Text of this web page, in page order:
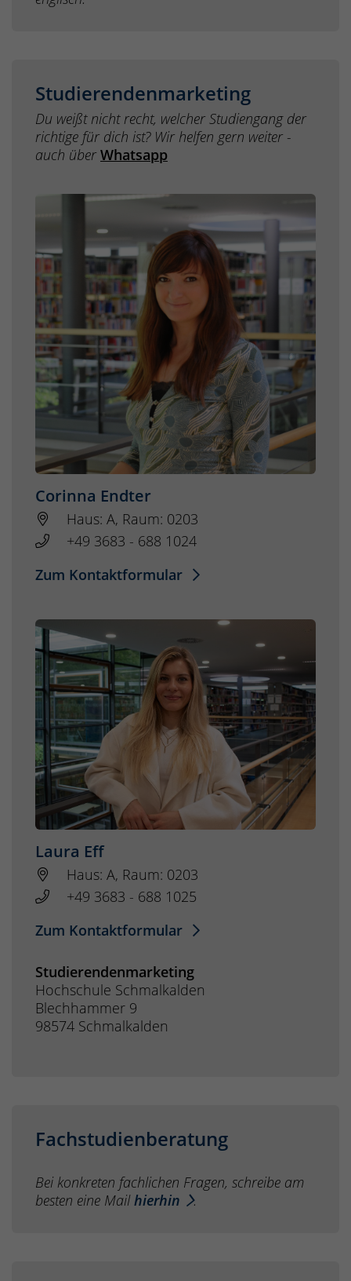
Studierendenmarketing
Du weißt nicht recht, welcher Studiengang der
richtige für dich ist? Wir helfen gern weiter -
auch über Whatsapp
Corinna Endter
Haus: A, Raum: 0203
+49 3683 - 688 1024
Zum Kontaktformular
Laura Eff
Haus: A, Raum: 0203
+49 3683 - 688 1025
Zum Kontaktformular
Studierendenmarketing
Hochschule Schmalkalden
Blechhammer 9
98574 Schmalkalden
Fachstudienberatung
Bei konkreten fachlichen Fragen, schreibe am
besten eine Mailhierhin .